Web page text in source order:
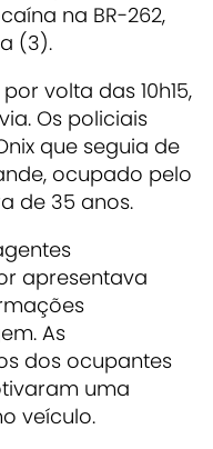
na BR-262,
(3).
volta das 10h15,
Os policiais
que seguia de
ocupado pelo
de 35 anos.
apresentava
As
dos ocupantes
uma
veículo.